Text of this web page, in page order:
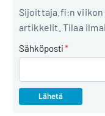
Sijoittaja.fi:n
artikkelit. Tilaa
Sähköposti*